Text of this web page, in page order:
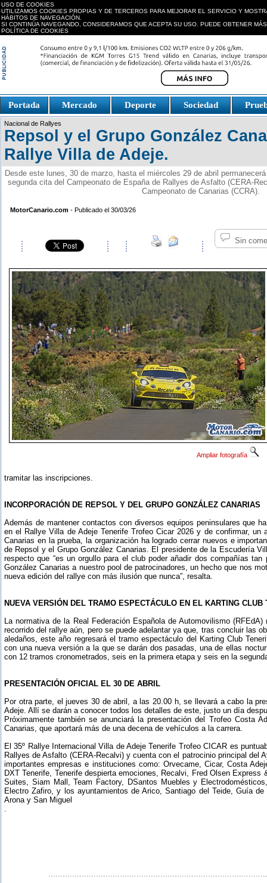
USO DE COOKIES
UTILIZAMOS COOKIES PROPIAS Y DE TERCEROS PARA MEJORAR EL SERVICIO Y
HÁBITOS DE NAVEGACIÓN.
SI CONTINÚA NAVEGANDO, CONSIDERAMOS QUE ACEPTA SU USO. PUEDE OBTENER
POLÍTICA DE COOKIES
Portada Mercado Deporte Sociedad
Fake Watches
replica-
watch.is
Nacional de Rallyes
Repsol y el Grupo González
Rallye Villa de Adeje.
Desde este lunes, 30 de marzo, hasta el miércoles 29 de abril
segunda cita del Campeonato de España de Rallyes de Asfalto (CERA-
Campeonato de Canarias (CCRA).
MotorCanario.com - Publicado el 30/03/26
Sin
Ampliar fotografía
tramitar las inscripciones.
INCORPORACIÓN DE REPSOL Y DEL GRUPO GONZÁLEZ CANARIAS
Además de mantener contactos con diversos equipos peninsulares que
en el Rallye Villa de Adeje Tenerife Trofeo Cicar 2026 y de confirmar, un
Canarias en la prueba, la organización ha logrado cerrar nuevos e
de Repsol y el Grupo González Canarias. El presidente de la Escudería
respecto que “es un orgullo para el club poder añadir dos compañías
González Canarias a nuestro pool de patrocinadores, un hecho que nos
nueva edición del rallye con más ilusión que nunca”, resalta.
NUEVA VERSIÓN DEL TRAMO ESPECTÁCULO EN EL KARTING CLUB
La normativa de la Real Federación Española de Automovilismo
recorrido del rallye aún, pero se puede adelantar ya que, tras concluir las
aledaños, este año regresará el tramo espectáculo del Karting Club
con una nueva versión a la que se darán dos pasadas, una de ellas
con 12 tramos cronometrados, seis en la primera etapa y seis en la
PRESENTACIÓN OFICIAL EL 30 DE ABRIL
Por otra parte, el jueves 30 de abril, a las 20.00 h, se llevará a cabo la
Adeje. Allí se darán a conocer todos los detalles de este, justo un día
Próximamente también se anunciará la presentación del Trofeo Costa
Canarias, que aportará más de una decena de vehículos a la carrera.
El 35º Rallye Internacional Villa de Adeje Tenerife Trofeo CICAR es
Rallyes de Asfalto (CERA-Recalvi) y cuenta con el patrocinio principal del
importantes empresas e instituciones como: Orvecame, Cicar, Costa
DXT Tenerife, Tenerife despierta emociones, Recalvi, Fred Olsen Express
Suites, Siam Mall, Team Factory, DSantos Muebles y
Electro Zafiro, y los ayuntamientos de Arico, Santiago del Teide, Guía
Arona y San Miguel
.